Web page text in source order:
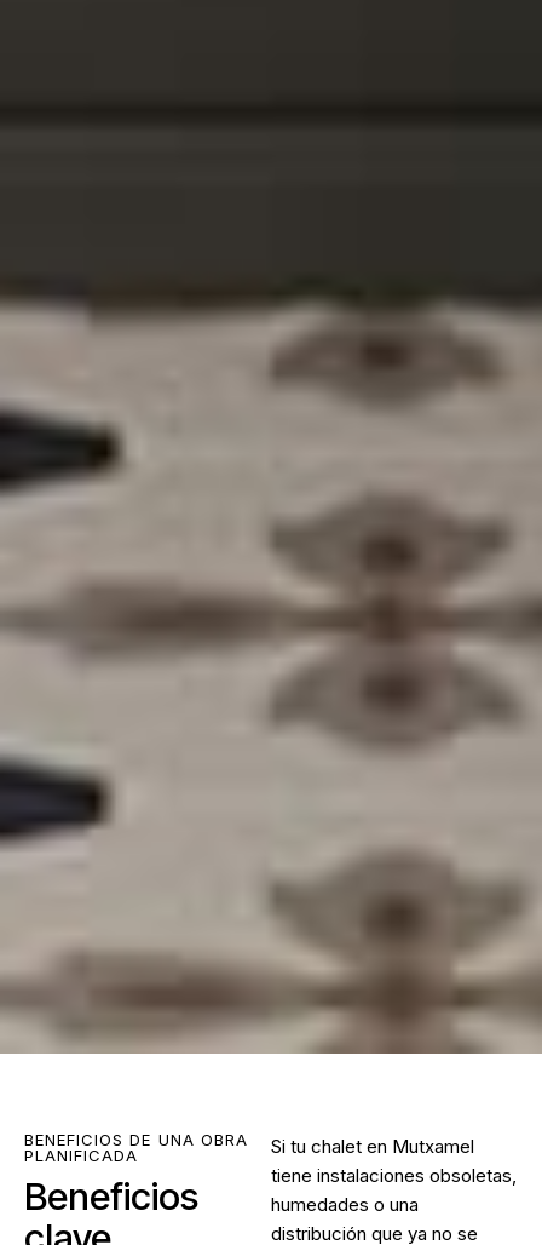
BENEFICIOS DE UNA OBRA
PLANIFICADA
Beneficios
Si tu chalet en Mutxamel
tiene instalaciones obsoletas,
humedades o una
distribución que ya no se